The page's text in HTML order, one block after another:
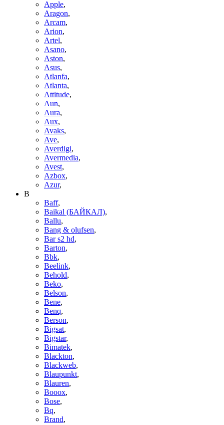
Apple,
Aragon,
Arcam,
Arion,
Artel,
Asano,
Aston,
Asus,
Atlanfa,
Atlanta,
Attitude,
Aun,
Aura,
Aux,
Avaks,
Ave,
Averdigi,
Avermedia,
Avest,
Azbox,
Azur,
B
Baff,
Baikal (БАЙКАЛ),
Ballu,
Bang & olufsen,
Bar s2 hd,
Barton,
Bbk,
Beelink,
Behold,
Beko,
Belson,
Bene,
Benq,
Berson,
Bigsat,
Bigstar,
Bimatek,
Blackton,
Blackweb,
Blaupunkt,
Blauren,
Booox,
Bose,
Bq,
Brand,